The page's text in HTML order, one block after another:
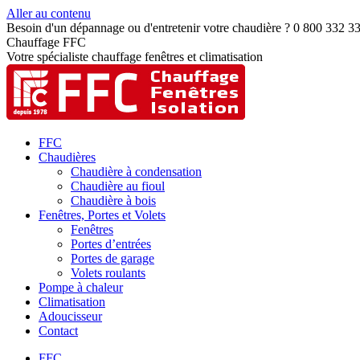
Aller au contenu
Besoin d'un dépannage ou d'entretenir votre chaudière ? 0 800 332
Chauffage FFC
Votre spécialiste chauffage fenêtres et climatisation
FFC
Chaudières
Chaudière à condensation
Chaudière au fioul
Chaudière à bois
Fenêtres, Portes et Volets
Fenêtres
Portes d’entrées
Portes de garage
Volets roulants
Pompe à chaleur
Climatisation
Adoucisseur
Contact